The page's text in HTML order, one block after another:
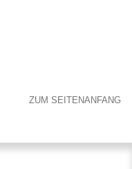
ZUM SEITENANFANG